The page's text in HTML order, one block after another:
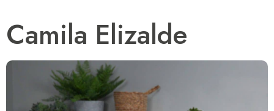
Camila Elizalde